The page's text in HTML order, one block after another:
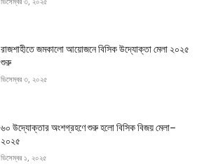
রাজশাহীতে জমকালো আয়োজনে বিসিক উদ্যোক্তা মেলা ২০২৫
শুরু
ডিসেম্বর ৩, ২০২৫
৬০ উদ্যোক্তার অংশগ্রহণে শুরু হলো বিসিক বিজয় মেলা–
২০২৫
ডিসেম্বর ১, ২০২৫